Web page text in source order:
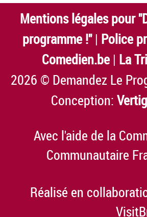
Mentions légales pour
programme !"| Police
Comedien.be | La
2026 © Demandez Le
Conception:
Avec l'aide de la
Communautaire
Réalisé en